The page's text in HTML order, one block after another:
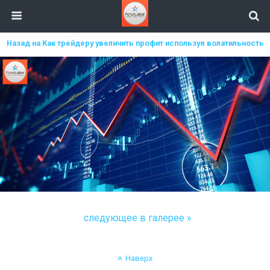
Назад на Как трейдеру увеличить профит используя волатильность
следующее в галерее »
Наверх